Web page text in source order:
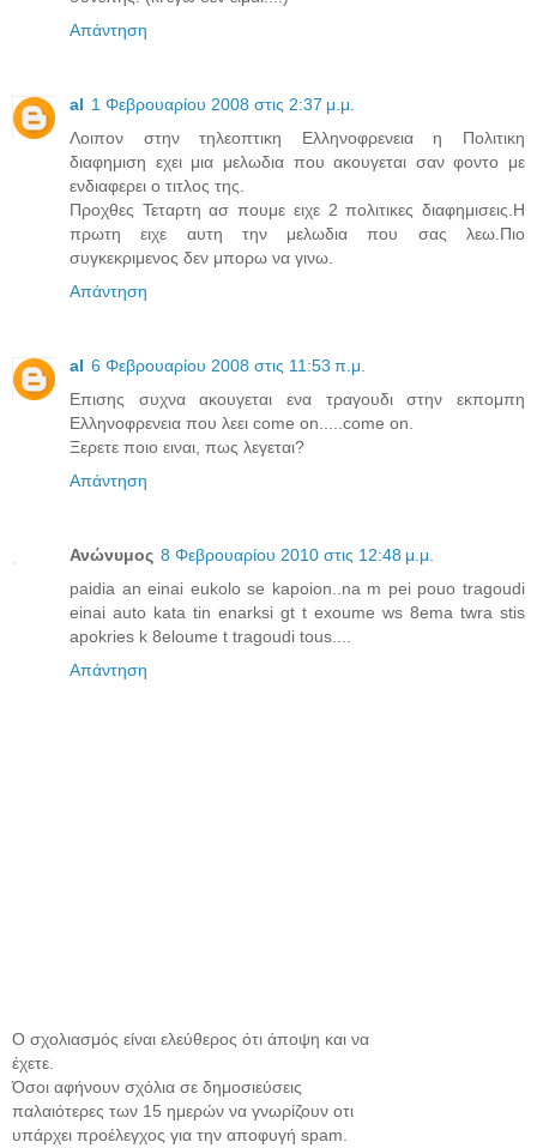
Απάντηση
al 1 Φεβρουαρίου 2008 στις 2:37 μ.μ.
Λοιπον στην τηλεοπτικη Ελληνοφρενεια η Πολιτικη
διαφημιση εχει μια μελωδια που ακουγεται σαν φοντο με
ενδιαφερει ο τιτλος της.
Προχθες Τεταρτη ασ πουμε ειχε 2 πολιτικες διαφημισεις.Η
πρωτη ειχε αυτη την μελωδια που σας λεω.Πιο
συγκεκριμενος δεν μπορω να γινω.
Απάντηση
al 6 Φεβρουαρίου 2008 στις 11:53 π.μ.
Επισης συχνα ακουγεται ενα τραγουδι στην εκπομπη
Ελληνοφρενεια που λεει come on.....come on.
Ξερετε ποιο ειναι, πως λεγεται?
Απάντηση
Ανώνυμος 8 Φεβρουαρίου 2010 στις 12:48 μ.μ.
paidia an einai eukolo se kapoion..na m pei pouo tragoudi
einai auto kata tin enarksi gt t exoume ws 8ema twra stis
apokries k 8eloume t tragoudi tous....
Απάντηση
Ο σχολιασμός είναι ελεύθερος ότι άποψη και να
έχετε.
Όσοι αφήνουν σχόλια σε δημοσιεύσεις
παλαιότερες των 15 ημερών να γνωρίζουν οτι
υπάρχει προέλεγχος για την αποφυγή spam.